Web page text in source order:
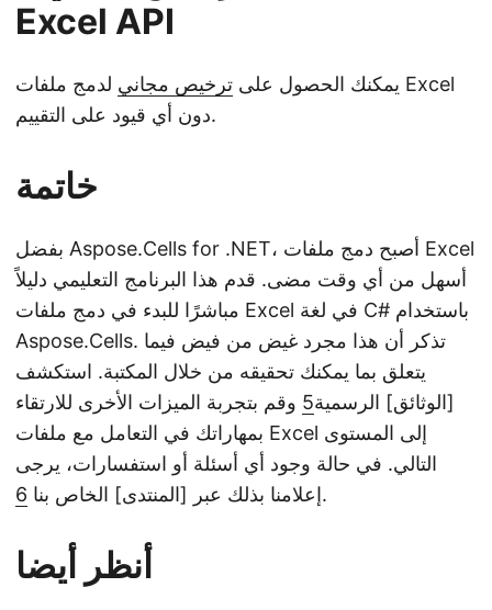
Excel API
يمكنك الحصول على ترخيص مجاني لدمج ملفات Excel
دون أي قيود على التقييم.
خاتمة
بفضل Aspose.Cells for .NET، أصبح دمج ملفات Excel
أسهل من أي وقت مضى. قدم هذا البرنامج التعليمي دليلاً
مباشرًا للبدء في دمج ملفات Excel في لغة C# باستخدام
Aspose.Cells. تذكر أن هذا مجرد غيض من فيض فيما
يتعلق بما يمكنك تحقيقه من خلال المكتبة. استكشف
[الوثائق] الرسمية5 وقم بتجربة الميزات الأخرى للارتقاء
بمهاراتك في التعامل مع ملفات Excel إلى المستوى
التالي. في حالة وجود أي أسئلة أو استفسارات، يرجى
إعلامنا بذلك عبر [المنتدى] الخاص بنا 6 .
أنظر أيضا